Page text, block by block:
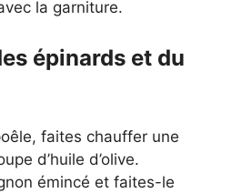
la garniture.
épinards et du
faites chauffer une
d’huile d’olive.
émincé et faites-le